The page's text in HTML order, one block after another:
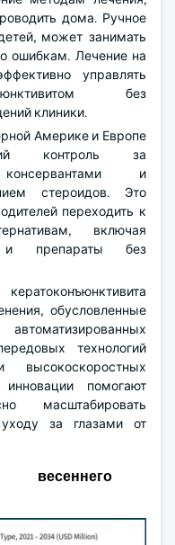
дома. Ручное
может занимать
ошибкам. Лечение на
управлять
без
клиники.
Америке и Европе
контроль за
консервантами и
стероидов. Это
переходить к
включая
и препараты без
обусловленные
технологий
помогают
масштабировать
за глазами от